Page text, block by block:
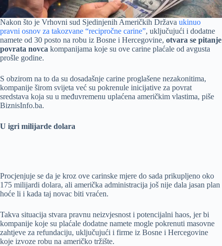
Nakon što je Vrhovni sud Sjedinjenih Američkih Država ukinuo
pravni osnov za takozvane “recipročne carine”, uključujući i dodatne
namete od 30 posto na robu iz Bosne i Hercegovine, otvara se pitanje
povrata novca kompanijama koje su ove carine plaćale od avgusta
prošle godine.
S obzirom na to da su dosadašnje carine proglašene nezakonitima,
kompanije širom svijeta već su pokrenule inicijative za povrat
sredstava koja su u međuvremenu uplaćena američkim vlastima, piše
BiznisInfo.ba.
U igri milijarde dolara
Procjenjuje se da je kroz ove carinske mjere do sada prikupljeno oko
175 milijardi dolara, ali američka administracija još nije dala jasan plan
hoće li i kada taj novac biti vraćen.
Takva situacija stvara pravnu neizvjesnost i potencijalni haos, jer bi
kompanije koje su plaćale dodatne namete mogle pokrenuti masovne
zahtjeve za refundaciju, uključujući i firme iz Bosne i Hercegovine
koje izvoze robu na američko tržište.